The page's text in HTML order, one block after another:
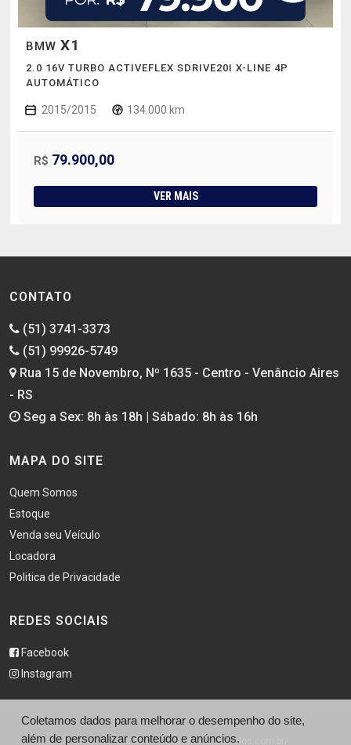
BMW X1
2.0 16V TURBO ACTIVEFLEX SDRIVE20I X-LINE 4P
AUTOMÁTICO
2015/2015 134.000 km
R$ 79.900,00
VER MAIS
CONTATO
(51) 3741-3373
(51) 99926-5749
Rua 15 de Novembro, Nº 1635 - Centro - Venâncio Aires
- RS
Seg a Sex: 8h às 18h | Sábado: 8h às 16h
MAPA DO SITE
Quem Somos
Estoque
Venda seu Veículo
Locadora
Politica de Privacidade
REDES SOCIAIS
Facebook
Instagram
© Lehmen Veículos - http://lehmenveiculos.com.br/
Coletamos dados para melhorar o desempenho do site,
além de personalizar conteúdo e anúncios.